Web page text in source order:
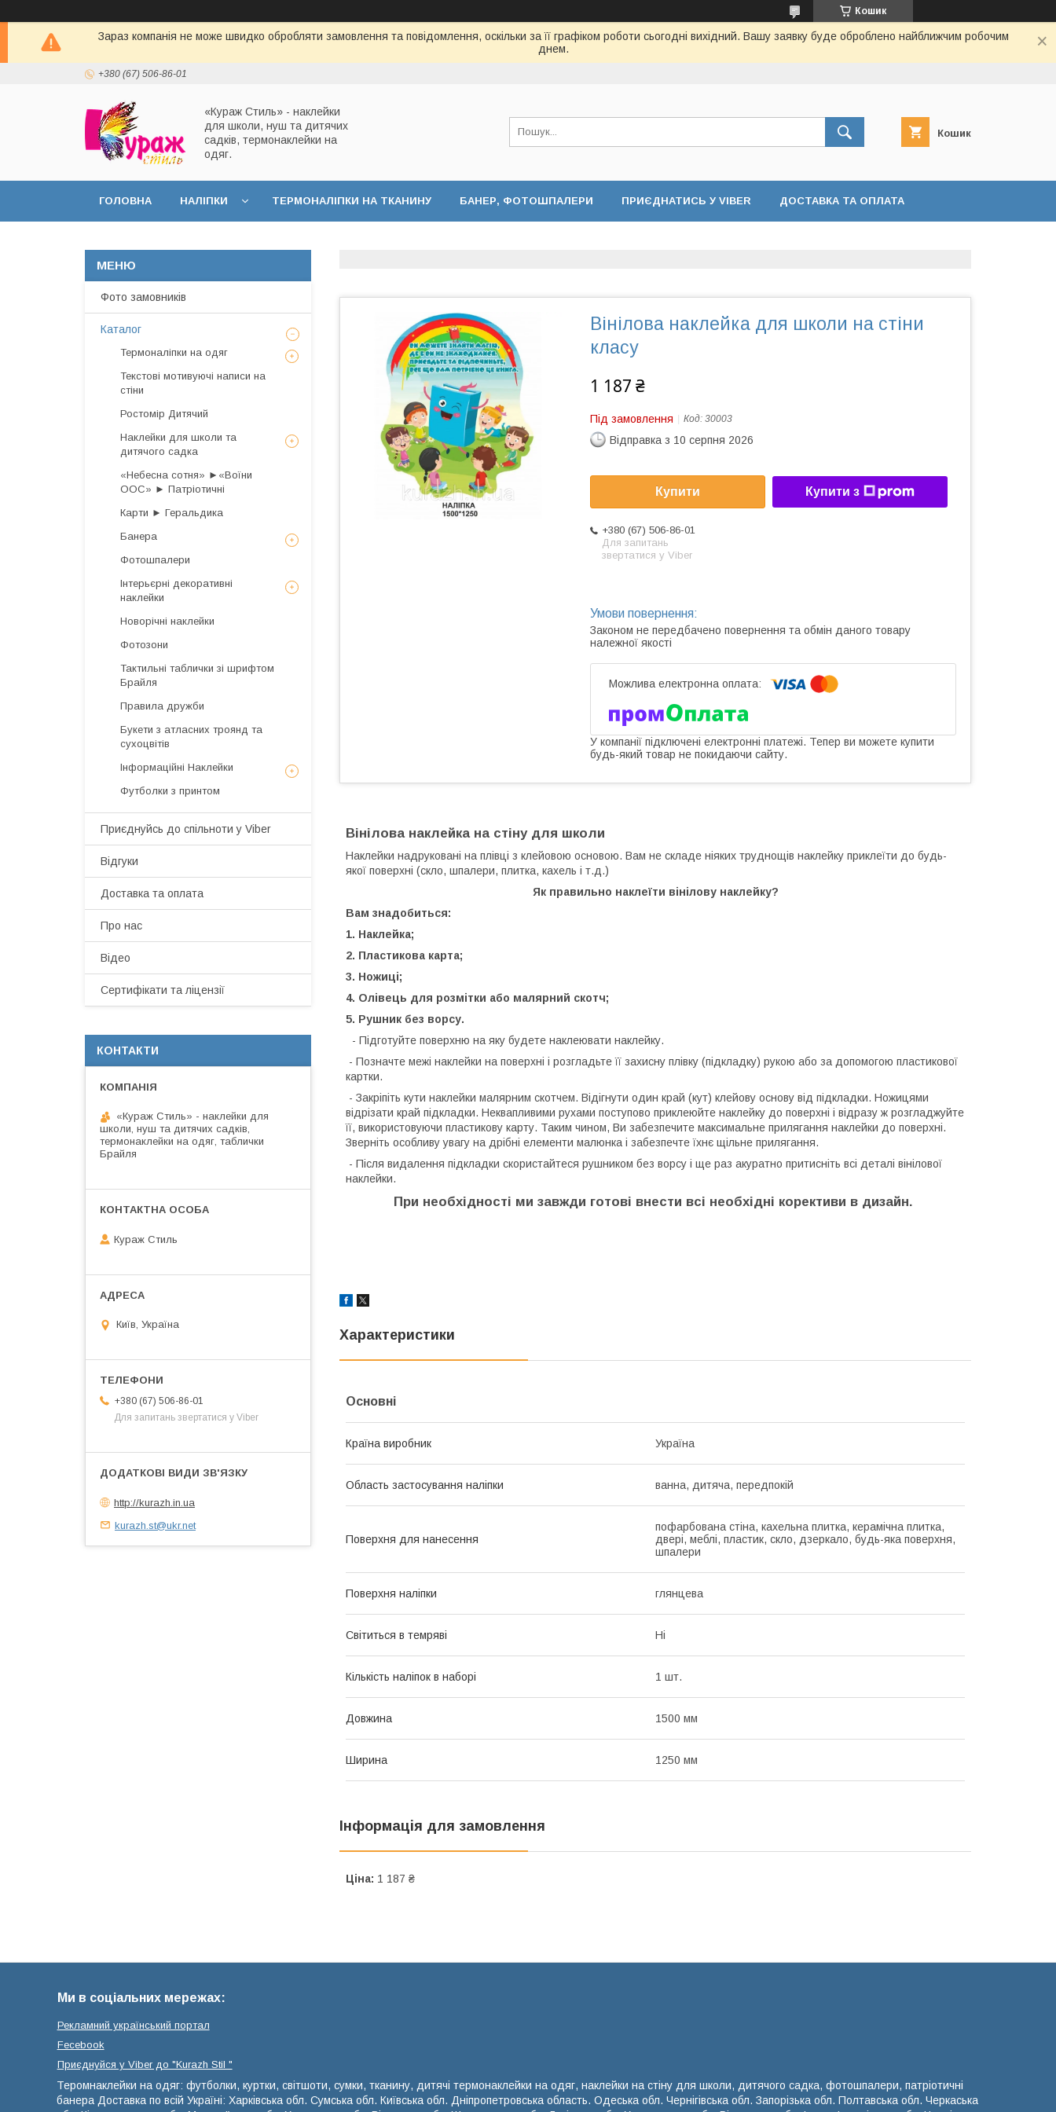
Кошик
Зараз компанія не може швидко обробляти замовлення та повідомлення, оскільки за її графіком роботи сьогодні вихідний. Вашу заявку буде оброблено найближчим робочим
днем.
+380 (67) 506-86-01
«Кураж Стиль» - наклейки
для школи, нуш та дитячих
садків, термонаклейки на
одяг.
Кошик
ГОЛОВНА НАЛІПКИ ТЕРМОНАЛІПКИ НА ТКАНИНУ БАНЕР, ФОТОШПАЛЕРИ ПРИЄДНАТИСЬ У VIBER ДОСТАВКА ТА ОПЛАТА
Вінілова наклейка для школи на стіни
класу
1 187 ₴
Під замовлення Код: 30003
Відправка з 10 серпня 2026
Купити Купити з
+380 (67) 506-86-01
Для запитань
звертатися у Viber
Законом не передбачено повернення та обмін даного товару
належної якості
У компанії підключені електронні платежі. Тепер ви можете купити
будь-який товар не покидаючи сайту.
Вінілова наклейка на стіну для школи
Наклейки надруковані на плівці з клейовою основою. Вам не складе ніяких труднощів наклейку приклеїти до будь-
якої поверхні (скло, шпалери, плитка, кахель і т.д.)
Як правильно наклеїти вінілову наклейку?
Вам знадобиться:
1. Наклейка;
2. Пластикова карта;
3. Ножиці;
4. Олівець для розмітки або малярний скотч;
5. Рушник без ворсу.
- Підготуйте поверхню на яку будете наклеювати наклейку.
- Позначте межі наклейки на поверхні і розгладьте її захисну плівку (підкладку) рукою або за допомогою пластикової
картки.
- Закріпіть кути наклейки малярним скотчем. Відігнути один край (кут) клейову основу від підкладки. Ножицями
відрізати край підкладки. Неквапливими рухами поступово приклеюйте наклейку до поверхні і відразу ж розгладжуйте
її, використовуючи пластикову карту. Таким чином, Ви забезпечите максимальне прилягання наклейки до поверхні.
Зверніть особливу увагу на дрібні елементи малюнка і забезпечте їхнє щільне прилягання.
- Після видалення підкладки скористайтеся рушником без ворсу і ще раз акуратно притисніть всі деталі вінілової
наклейки.
При необхідності ми завжди готові внести всі необхідні корективи в дизайн.
Характеристики
Основні
Країна виробник Україна
Область застосування наліпки ванна, дитяча, передпокій
Поверхня для нанесення
пофарбована стіна, кахельна плитка, керамічна плитка,
двері, меблі, пластик, скло, дзеркало, будь-яка поверхня,
шпалери
Поверхня наліпки глянцева
Світиться в темряві Ні
Кількість наліпок в наборі 1 шт.
Довжина 1500 мм
Ширина 1250 мм
Інформація для замовлення
Ціна: 1 187 ₴
Фото замовників
Каталог
Термоналіпки на одяг
Текстові мотивуючі написи на
стіни
Ростомір Дитячий
Наклейки для школи та
дитячого садка
«Небесна сотня» ►«Воїни
ООС» ► Патріотичні
Карти ► Геральдика
Банера
Фотошпалери
Інтерьєрні декоративні
наклейки
Новорічні наклейки
Фотозони
Тактильні таблички зі шрифтом
Брайля
Правила дружби
Букети з атласних троянд та
сухоцвітів
Інформаційні Наклейки
Футболки з принтом
Приєднуйсь до спільноти у Viber
Відгуки
Доставка та оплата
Про нас
Відео
Сертифікати та ліцензії
КОНТАКТИ
«Кураж Стиль» - наклейки для
школи, нуш та дитячих садків,
термонаклейки на одяг, таблички
Брайля
Кураж Стиль
Київ, Україна
+380 (67) 506-86-01
Для запитань звертатися у Viber
http://kurazh.in.ua
kurazh.st@ukr.net
Ми в соціальних мережах:
Рекламний український портал
Fecebook
Приєднуйся у Viber до ⁨"Kurazh Stil "
Теромнаклейки на одяг: футболки, куртки, світшоти, сумки, тканину, дитячі термонаклейки на одяг, наклейки на стіну для школи, дитячого садка, фотошпалери, патріотичні
банера Доставка по всій Україні: Харківська обл. Сумська обл. Київська обл. Дніпропетровська область. Одеська обл. Чернігівська обл. Запорізька обл. Полтавська обл. Черкаська